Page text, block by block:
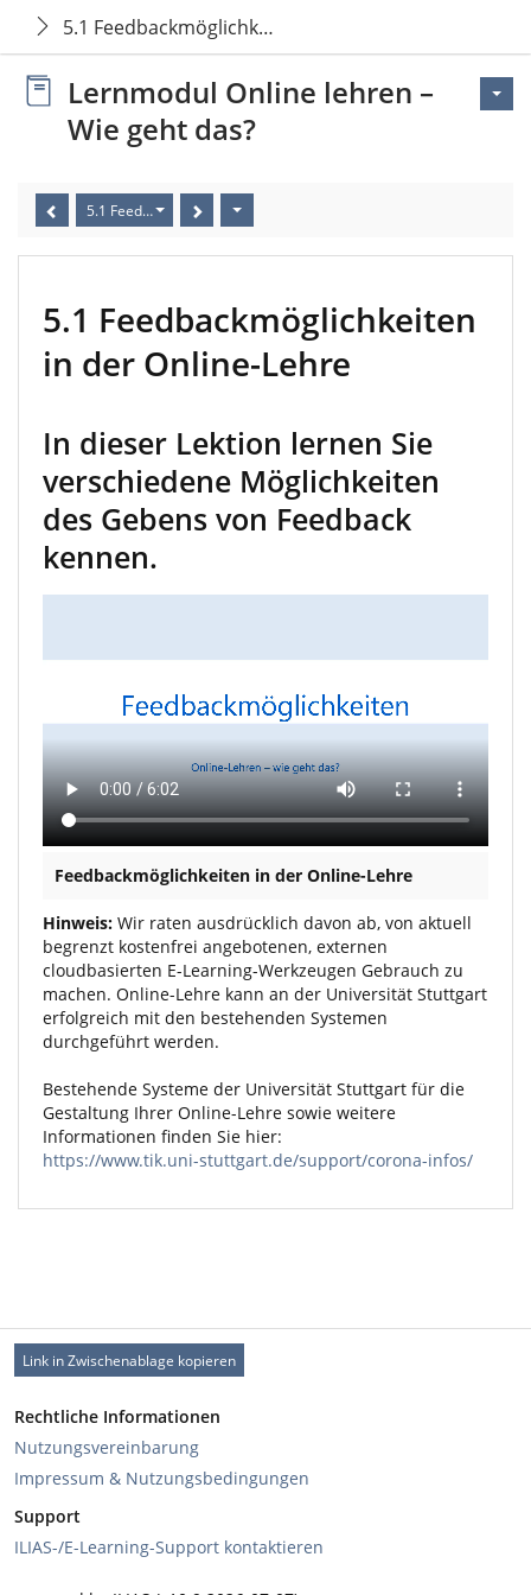
5.1 Feedbackmöglichkeiten in der Online-Lehre
Lernmodul Online lehren –
Wie geht das?
5.1 Feedbackmöglichkeiten in der Online-Lehre
5.1 Feedbackmöglichkeiten
in der Online-Lehre
In dieser Lektion lernen Sie
verschiedene Möglichkeiten
des Gebens von Feedback
kennen.
Feedbackmöglichkeiten in der Online-Lehre
Hinweis: Wir raten ausdrücklich davon ab, von aktuell
begrenzt kostenfrei angebotenen, externen
cloudbasierten E-Learning-Werkzeugen Gebrauch zu
machen. Online-Lehre kann an der Universität Stuttgart
erfolgreich mit den bestehenden Systemen
durchgeführt werden.
Bestehende Systeme der Universität Stuttgart für die
Gestaltung Ihrer Online-Lehre sowie weitere
Informationen finden Sie hier:
https://www.tik.uni-stuttgart.de/support/corona-infos/
Link in Zwischenablage kopieren
Rechtliche Informationen
Nutzungsvereinbarung
Impressum & Nutzungsbedingungen
Support
ILIAS-/E-Learning-Support kontaktieren